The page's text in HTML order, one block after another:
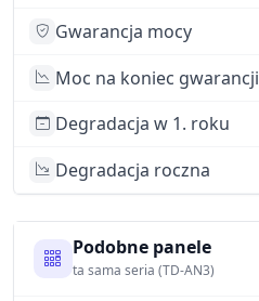
Gwarancja mocy
Moc na koniec gwarancji
Degradacja w 1. roku
Degradacja roczna
Podobne panele
ta sama seria (TD-AN3)